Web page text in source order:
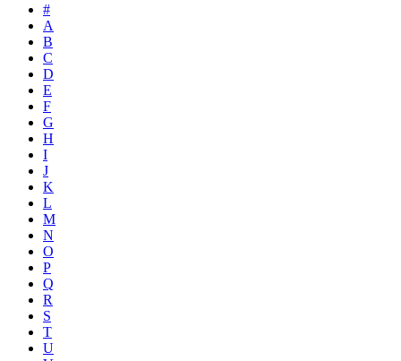
#
A
B
C
D
E
F
G
H
I
J
K
L
M
N
O
P
Q
R
S
T
U